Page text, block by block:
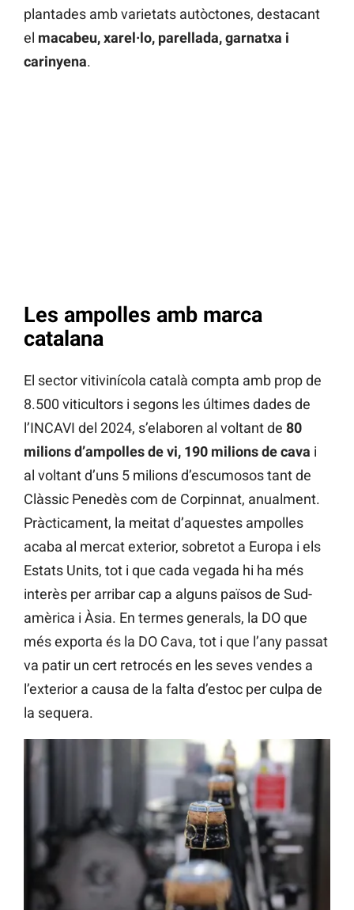
plantades amb varietats autòctones, destacant
el macabeu, xarel·lo, parellada, garnatxa i
carinyena.
Les ampolles amb marca
catalana
El sector vitivinícola català compta amb prop de
8.500 viticultors i segons les últimes dades de
l’INCAVI del 2024, s’elaboren al voltant de 80
milions d’ampolles de vi, 190 milions de cava i
al voltant d’uns 5 milions d’escumosos tant de
Clàssic Penedès com de Corpinnat, anualment.
Pràcticament, la meitat d’aquestes ampolles
acaba al mercat exterior, sobretot a Europa i els
Estats Units, tot i que cada vegada hi ha més
interès per arribar cap a alguns països de Sud-
amèrica i Àsia. En termes generals, la DO que
més exporta és la DO Cava, tot i que l’any passat
va patir un cert retrocés en les seves vendes a
l’exterior a causa de la falta d’estoc per culpa de
la sequera.